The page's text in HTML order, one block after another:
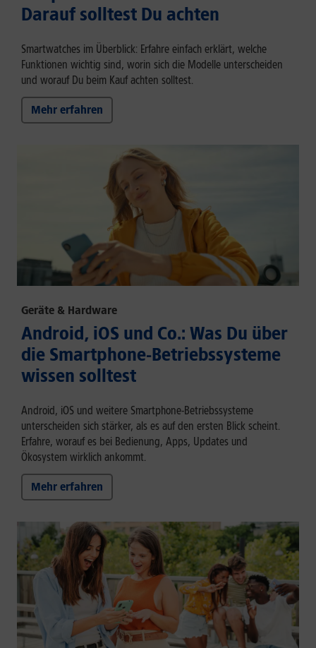
Darauf solltest Du achten
Smartwatches im Überblick: Erfahre einfach erklärt, welche
Funktionen wichtig sind, worin sich die Modelle unterscheiden
und worauf Du beim Kauf achten solltest.
Mehr erfahren
Geräte & Hardware
Android, iOS und Co.: Was Du über
die Smartphone-Betriebssysteme
wissen solltest
Android, iOS und weitere Smartphone-Betriebssysteme
unterscheiden sich stärker, als es auf den ersten Blick scheint.
Erfahre, worauf es bei Bedienung, Apps, Updates und
Ökosystem wirklich ankommt.
Mehr erfahren